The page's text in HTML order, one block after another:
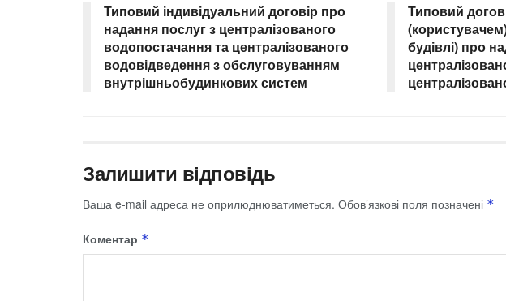
Типовий індивідуальний договір про
надання послуг з централізованого
водопостачання та централізованого
водовідведення з обслуговуванням
внутрішньобудинкових систем
Типовий
будівлі) про
Залишити відповідь
Ваша e-mail адреса не оприлюднюватиметься. Обов’язкові поля позначені *
Коментар *